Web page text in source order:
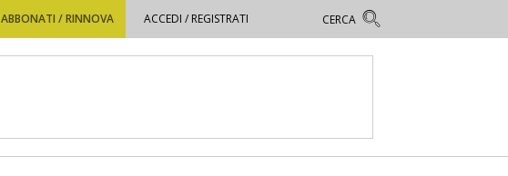
ABBONATI / RINNOVA ACCEDI / REGISTRATI